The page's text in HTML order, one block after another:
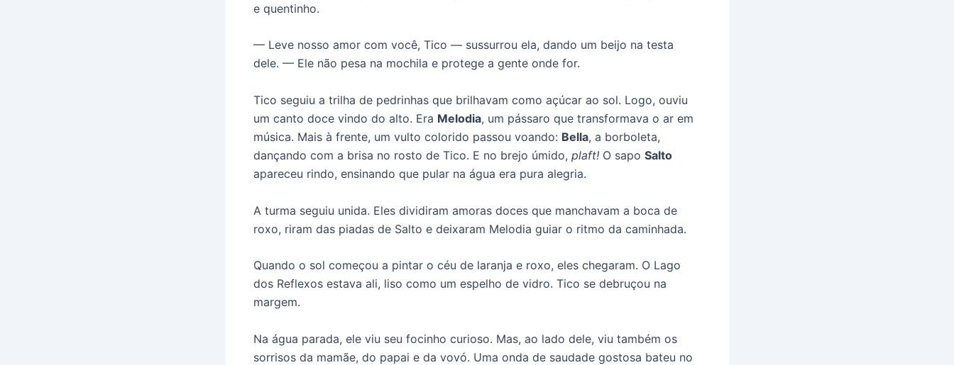
e quentinho.
— Leve nosso amor com você, Tico — sussurrou ela, dando um beijo na testa
dele. — Ele não pesa na mochila e protege a gente onde for.
Tico seguiu a trilha de pedrinhas que brilhavam como açúcar ao sol. Logo, ouviu
um canto doce vindo do alto. Era Melodia, um pássaro que transformava o ar em
música. Mais à frente, um vulto colorido passou voando: Bella, a borboleta,
dançando com a brisa no rosto de Tico. E no brejo úmido, plaft! O sapo Salto
apareceu rindo, ensinando que pular na água era pura alegria.
A turma seguiu unida. Eles dividiram amoras doces que manchavam a boca de
roxo, riram das piadas de Salto e deixaram Melodia guiar o ritmo da caminhada.
Quando o sol começou a pintar o céu de laranja e roxo, eles chegaram. O Lago
dos Reflexos estava ali, liso como um espelho de vidro. Tico se debruçou na
margem.
Na água parada, ele viu seu focinho curioso. Mas, ao lado dele, viu também os
sorrisos da mamãe, do papai e da vovó. Uma onda de saudade gostosa bateu no